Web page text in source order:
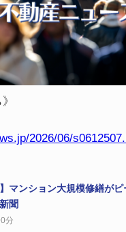
2026/06/
】マンション大規模修繕が
聞
分